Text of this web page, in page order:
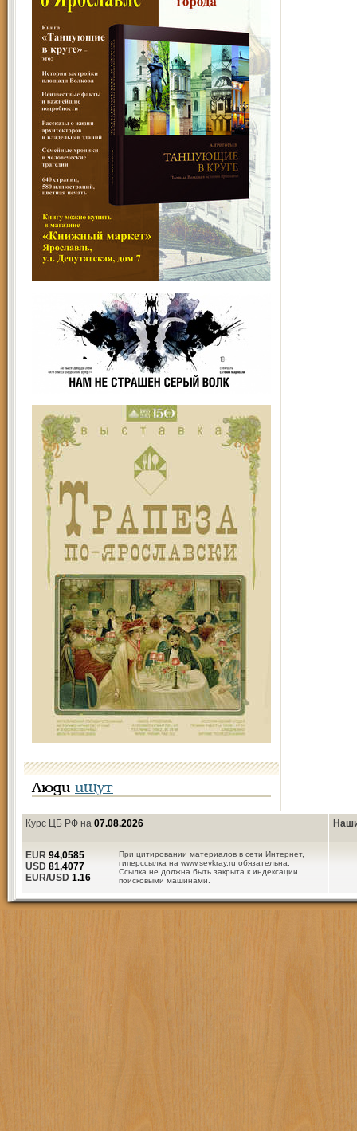
Люди ищут
Курс ЦБ РФ на 07.08.2026
При цитировании материалов в сети Интернет,
гиперссылка на www.sevkray.ru обязательна.
Ссылка не должна быть закрыта к индексации
поисковыми машинами.
EUR 94,0585
USD 81,4077
EUR/USD 1.16